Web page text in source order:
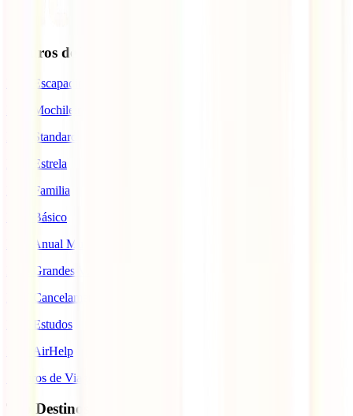
Seguros de Viagem
IATI Escapadinhas
IATI Mochileiro
IATI Standard
IATI Estrela
IATI Familia
IATI Básico
IATI Anual Multiviagem
IATI Grandes Viajantes
IATI Cancelamento Premium
IATI Estudos
IATI AirHelp
Seguros de Viagem
Top Destinos